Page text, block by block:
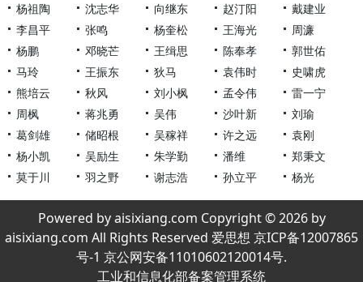
杨祖陶
沈志华 向继东 赵汀阳
戴建业
李昌平
张鸣 杨奎松 王海光
周濂
杨鹏
邓晓芒 王缉思 陈奉孝
郭世佑
马玲
王振东 狄马 袁伟时
史啸虎
熊培云
秋风 刘小枫 孟令伟
雷一宁
周枫
蒋兆勇 吴伟 沙叶新
刘瑜
葛剑雄
储昭根 吴稼祥 许之远
袁刚
杨小凯
吴励生 朱学勤 潘维
郑秉文
莫于川
羽之野 谢志浩 孙立平 杨光
Powered by aisixiang.com Copyright © 2026 by
aisixiang.com All Rights Reserved 爱思想 京ICP备12007865
号-1 京公网安备11010602120014号.
工业和信息化部备案管理系统